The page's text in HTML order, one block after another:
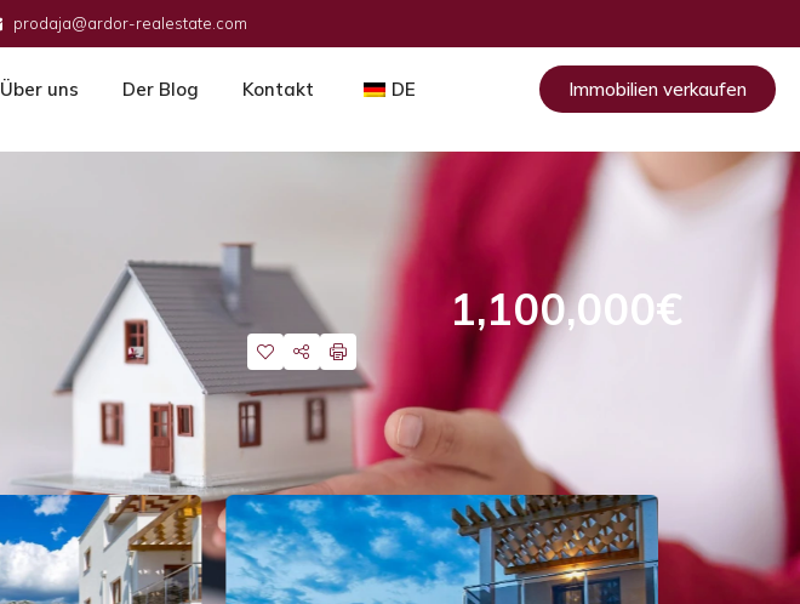
prodaja@ardor-realestate.com
Über uns Der Blog Kontakt DE Immobilien verkaufen
1,100,000€